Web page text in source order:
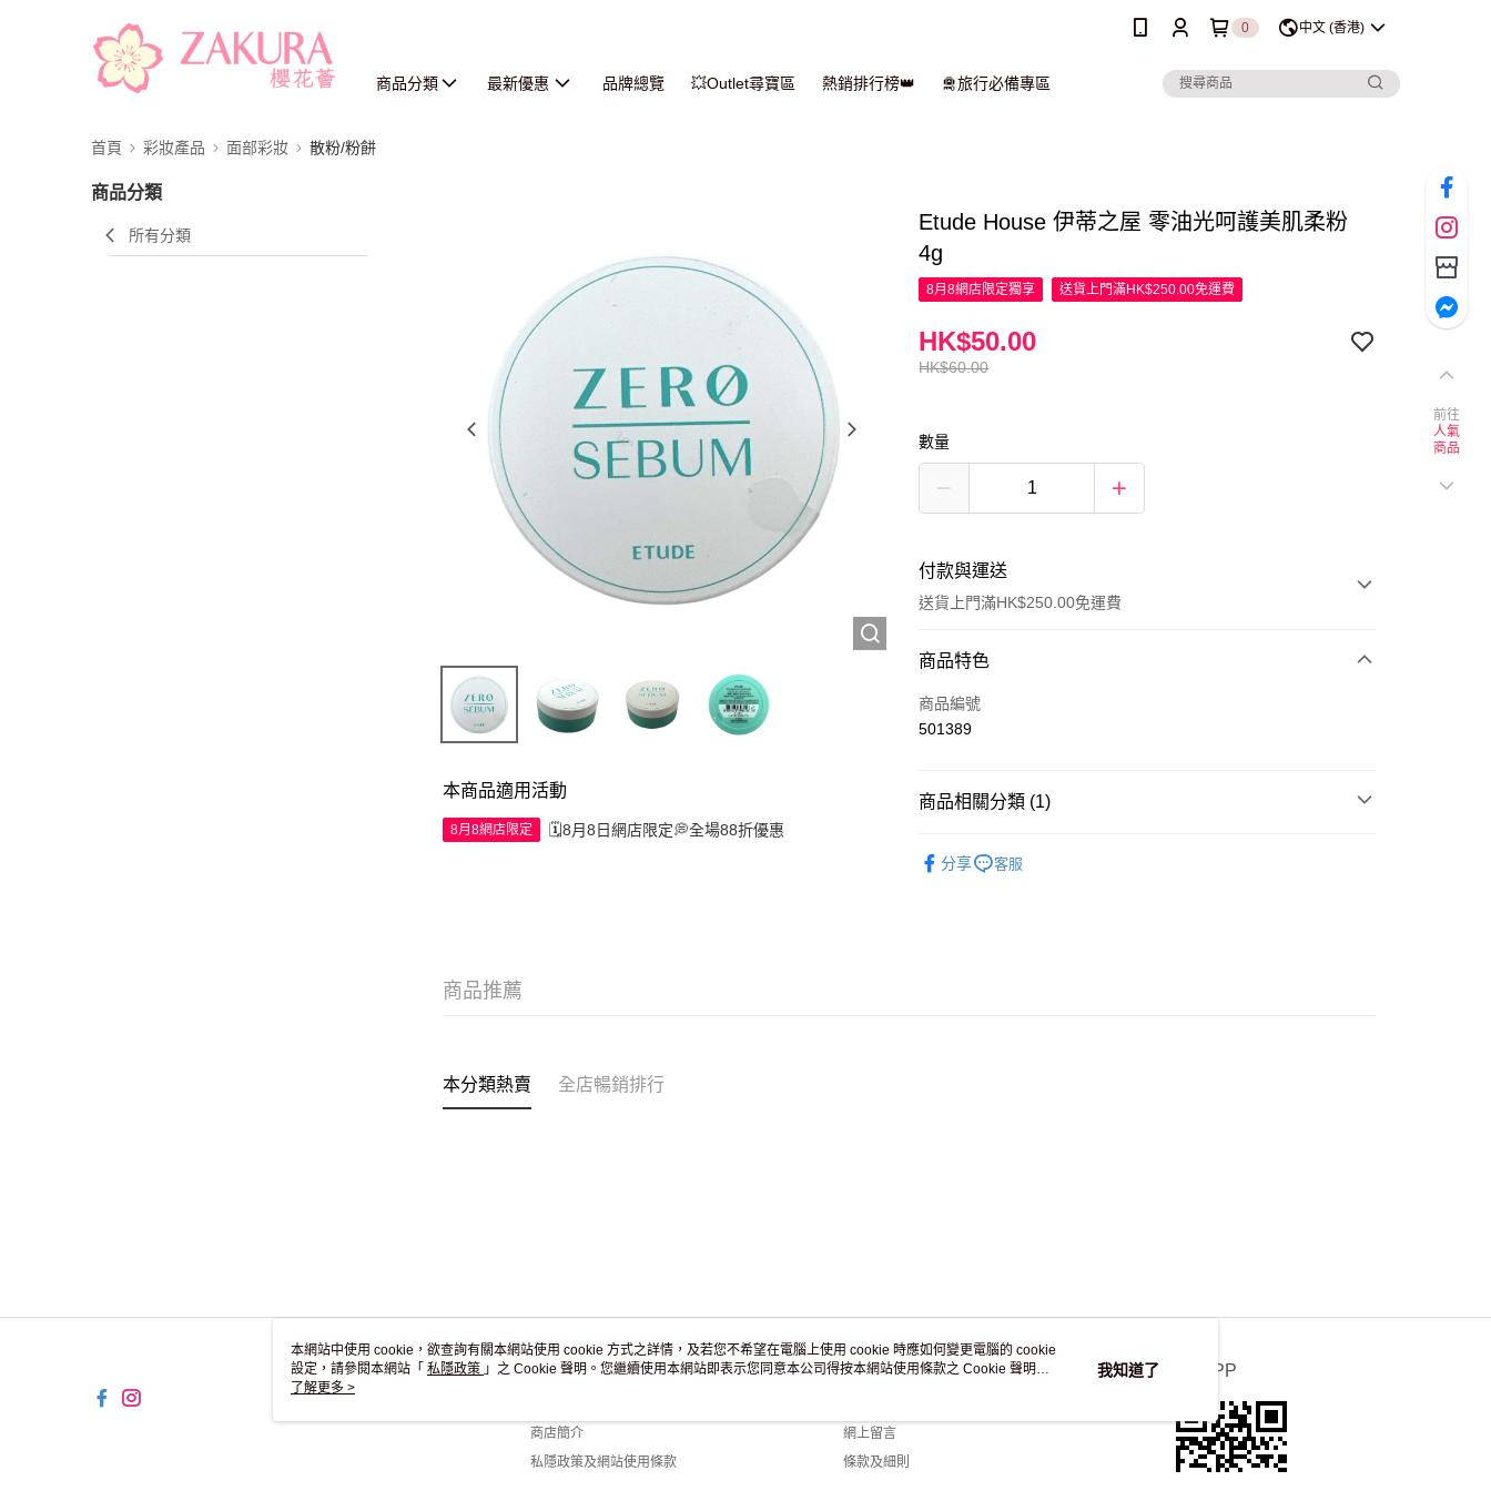
0 中文 (香港)
商品分類 最新優惠 品牌總覽 💥Outlet尋寶區 熱銷排行榜👑 🛅旅行必備專區
首頁 彩妝產品 面部彩妝 散粉/粉餅
商品分類
所有分類
本商品適用活動
8月8網店限定 🗓️8月8日網店限定💭全場88折優惠
Etude House 伊蒂之屋 零油光呵護美肌柔粉
4g
8月8網店限定獨享 送貨上門滿HK$250.00免運費
HK$60.00
HK$50.00
數量
付款與運送
送貨上門滿HK$250.00免運費
付款方式
信用卡
商品特色
商品編號
501389
商品相關分類 (1)
分享
客服
商品推薦
本分類熱賣 全店暢銷排行
關於我們
商店簡介
私隱政策及網站使用條款
客戶服務
網上留言
條款及細則
官方APP
前往
人氣
商品
本網站中使用 cookie，欲查詢有關本網站使用 cookie 方式之詳情，及若您不希望在電腦上使用 cookie 時應如何變更電腦的 cookie
設定，請參閱本網站「 私隱政策 」之 Cookie 聲明。您繼續使用本網站即表示您同意本公司得按本網站使用條款之 Cookie 聲明使
用 cookie。
了解更多 >
我知道了